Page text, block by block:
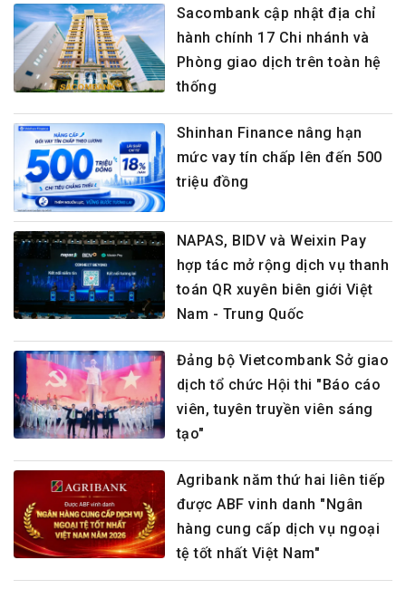
Sacombank cập nhật địa chỉ
hành chính 17 Chi nhánh và
Phòng giao dịch trên toàn hệ
thống
Shinhan Finance nâng hạn
mức vay tín chấp lên đến 500
triệu đồng
NAPAS, BIDV và Weixin Pay
hợp tác mở rộng dịch vụ thanh
toán QR xuyên biên giới Việt
Nam - Trung Quốc
Đảng bộ Vietcombank Sở giao
dịch tổ chức Hội thi "Báo cáo
viên, tuyên truyền viên sáng
tạo"
Agribank năm thứ hai liên tiếp
được ABF vinh danh "Ngân
hàng cung cấp dịch vụ ngoại
tệ tốt nhất Việt Nam"